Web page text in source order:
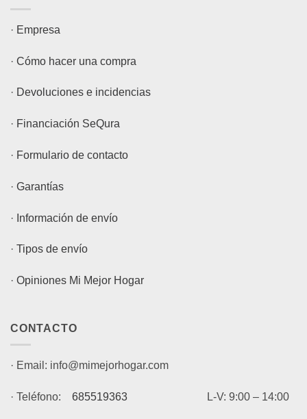
· Empresa
· Cómo hacer una compra
· Devoluciones e incidencias
· Financiación SeQura
· Formulario de contacto
· Garantías
· Información de envío
· Tipos de envío
· Opiniones Mi Mejor Hogar
CONTACTO
· Email: info@mimejorhogar.com
· Teléfono: 685519363 L-V: 9:00 – 14:00